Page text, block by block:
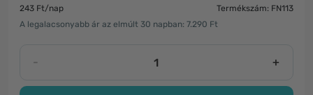
243 Ft/nap
Termékszám: FN113
A legalacsonyabb ár az elmúlt 30 napban: 7.290 Ft
- +